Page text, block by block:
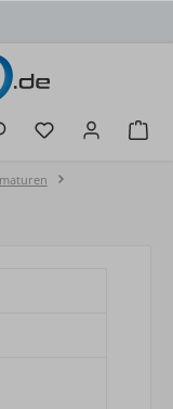
Du hast 0